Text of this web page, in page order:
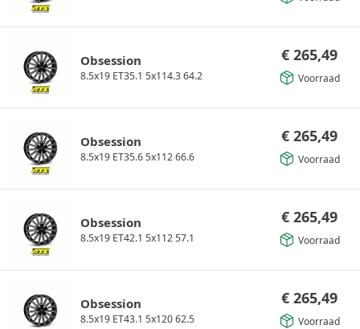
Obsession
8.5x19 ET35.1 5x114.3 64.2
€ 265,49
Voorraad
Obsession
8.5x19 ET35.6 5x112 66.6
€ 265,49
Voorraad
Obsession
8.5x19 ET42.1 5x112 57.1
€ 265,49
Voorraad
Obsession
8.5x19 ET43.1 5x120 62.5
€ 265,49
Voorraad